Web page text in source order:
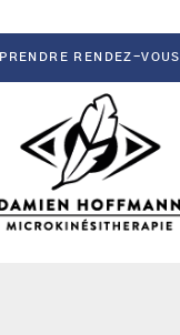
PRENDRE RENDEZ-VOUS